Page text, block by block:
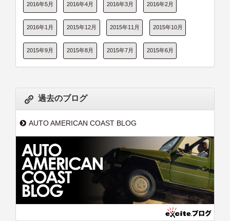
2016年5月 2016年4月 2016年3月 2016年2月
2016年1月 2015年12月 2015年11月 2015年10月
2015年9月 2015年8月 2015年7月 2015年6月
過去のブログ
AUTO AMERICAN COAST BLOG